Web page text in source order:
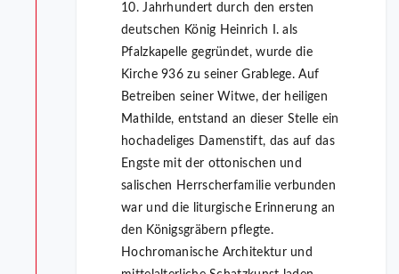
10. Jahrhundert durch den ersten
deutschen König Heinrich I. als
Pfalzkapelle gegründet, wurde die
Kirche 936 zu seiner Grablege. Auf
Betreiben seiner Witwe, der heiligen
Mathilde, entstand an dieser Stelle ein
hochadeliges Damenstift, das auf das
Engste mit der ottonischen und
salischen Herrscherfamilie verbunden
war und die liturgische Erinnerung an
den Königsgräbern pflegte.
Hochromanische Architektur und